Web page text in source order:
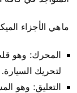
ماهي الأجزاء
المحرك: وهو
لتحريك السيارة.
التعليق: وهو